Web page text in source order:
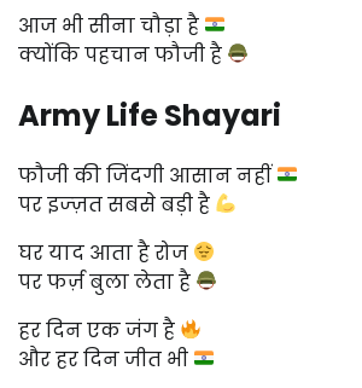
आज भी सीना चौड़ा है
क्योंकि पहचान फौजी है
Army Life Shayari
फौजी की जिंदगी आसान नहीं
पर इज्ज़त सबसे बड़ी है
घर याद आता है रोज
पर फर्ज़ बुला लेता है
हर दिन एक जंग है
और हर दिन जीत भी